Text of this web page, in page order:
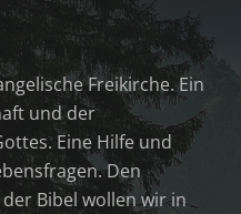
Freikirche. Ein
und der
Eine Hilfe und
Den
Bibel wollen wir in